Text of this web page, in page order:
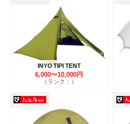
INYO TIPI TENT
6,000〜10,000円
（ランク：）